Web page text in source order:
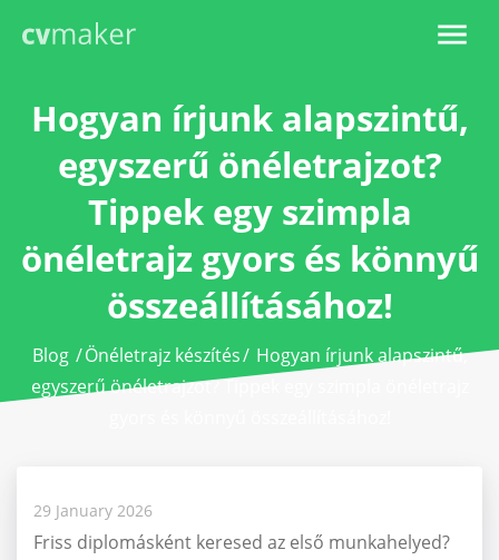
Hogyan írjunk alapszintű,
egyszerű önéletrajzot?
Tippek egy szimpla
önéletrajz gyors és könnyű
összeállításához!
Blog /Önéletrajz készítés/ Hogyan írjunk alapszintű,
egyszerű önéletrajzot? Tippek egy szimpla önéletrajz
29 January 2026
Friss diplomásként keresed az első munkahelyed?